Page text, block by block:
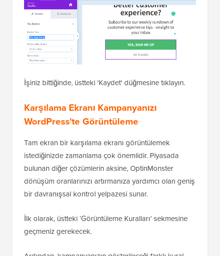
İşiniz bittiğinde, üstteki 'Kaydet' düğmesine tıklayın.
Karşılama Ekranı Kampanyanızı
WordPress'te Görüntüleme
Tam ekran bir karşılama ekranı görüntülemek
istediğinizde zamanlama çok önemlidir. Piyasada
bulunan diğer çözümlerin aksine, OptinMonster
dönüşüm oranlarınızı artırmanıza yardımcı olan geniş
bir davranışsal kontrol yelpazesi sunar.
İlk olarak, üstteki ‘Görüntüleme Kuralları’ sekmesine
geçmeniz gerekecek.